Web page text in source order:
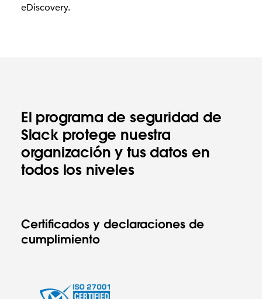
eDiscovery.
El programa de seguridad de
Slack protege nuestra
organización y tus datos en
todos los niveles
Certificados y declaraciones de
cumplimiento